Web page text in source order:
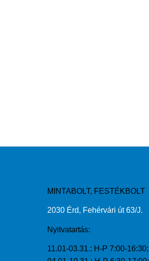
MINTABOLT, FESTÉKBOLT
2030 Érd, Fehérvári út 63/J.
Nyitvatartás:
11.01-03.31.: H-P 7:00-